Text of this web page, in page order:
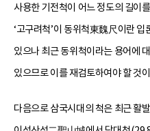
사용한 기전척이 어느 정도의 길이
‘고구려척’이 동위척東魏尺이란 입
있으나 최근 동위척이라는 용어에
있으므로 이를 재검토하여야 할 것
다음으로 삼국시대의 척은 최근 활